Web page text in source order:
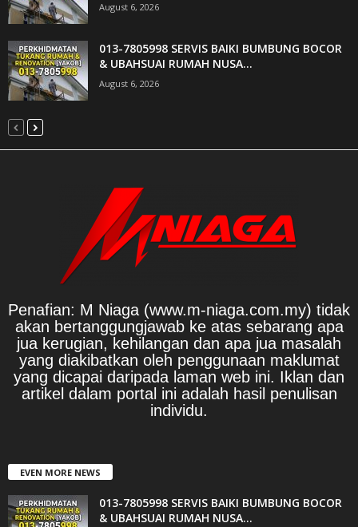
August 6, 2026
013-7805998 SERVIS BAIKI BUMBUNG BOCOR
& UBAHSUAI RUMAH NUSA...
August 6, 2026
Penafian: M Niaga (www.m-niaga.com.my) tidak
akan bertanggungjawab ke atas sebarang apa
jua kerugian, kehilangan dan apa jua masalah
yang diakibatkan oleh penggunaan maklumat
yang dicapai daripada laman web ini. Iklan dan
artikel dalam portal ini adalah hasil penulisan
individu.
EVEN MORE NEWS
013-7805998 SERVIS BAIKI BUMBUNG BOCOR
& UBAHSUAI RUMAH NUSA...